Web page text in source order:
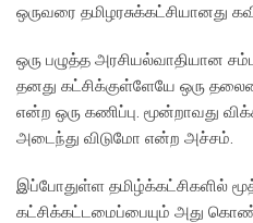
ஒருவரை தமிழரசுக்கட்சியானது
ஒரு பழுத்த அரசியல்வாதியான
தனது கட்சிக்குள்ளேயே ஒரு
என்ற ஒரு கணிப்பு. மூன்றாவது
அடைந்து விடுமோ என்ற அச்சம்.
இப்போதுள்ள தமிழ்க்கட்சிகளில்
கட்சிக்கட்டமைப்பையும் அது